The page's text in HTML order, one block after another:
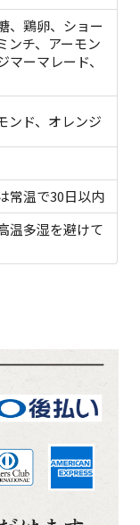
、鶏卵、ショー
ンチ、アーモン
マーマレード、
ンド、オレンジ
常温で30日以内
温多湿を避けて